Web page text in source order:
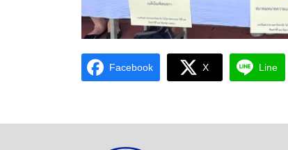
Facebook X Line